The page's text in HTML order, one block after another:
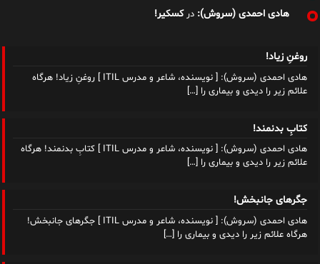
هادی احمدی (سروش): درکسکیر!
روغنِ زیاد!
هادی احمدی (سروش): [ نویسنده، شاعر و مدرس ITIL ] روغنِ زیاد! هرگاه
علائم زیر را دیدی و بیماری را […]
کتابِ بدنمند!
هادی احمدی (سروش): [ نویسنده، شاعر و مدرس ITIL ] کتابِ بدنمند! هرگاه
علائم زیر را دیدی و بیماری را […]
جگرهای جانبخش!
هادی احمدی (سروش): [ نویسنده، شاعر و مدرس ITIL ] جگرهای جانبخش!
هرگاه علائم زیر را دیدی و بیماری را […]